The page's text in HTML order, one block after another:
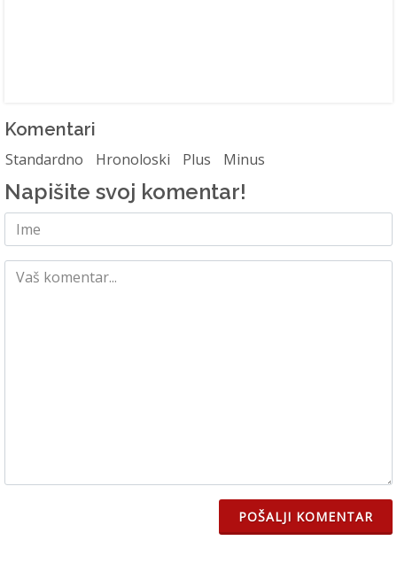
Komentari
Standardno Hronoloski Plus Minus
Napišite svoj komentar!
POŠALJI KOMENTAR